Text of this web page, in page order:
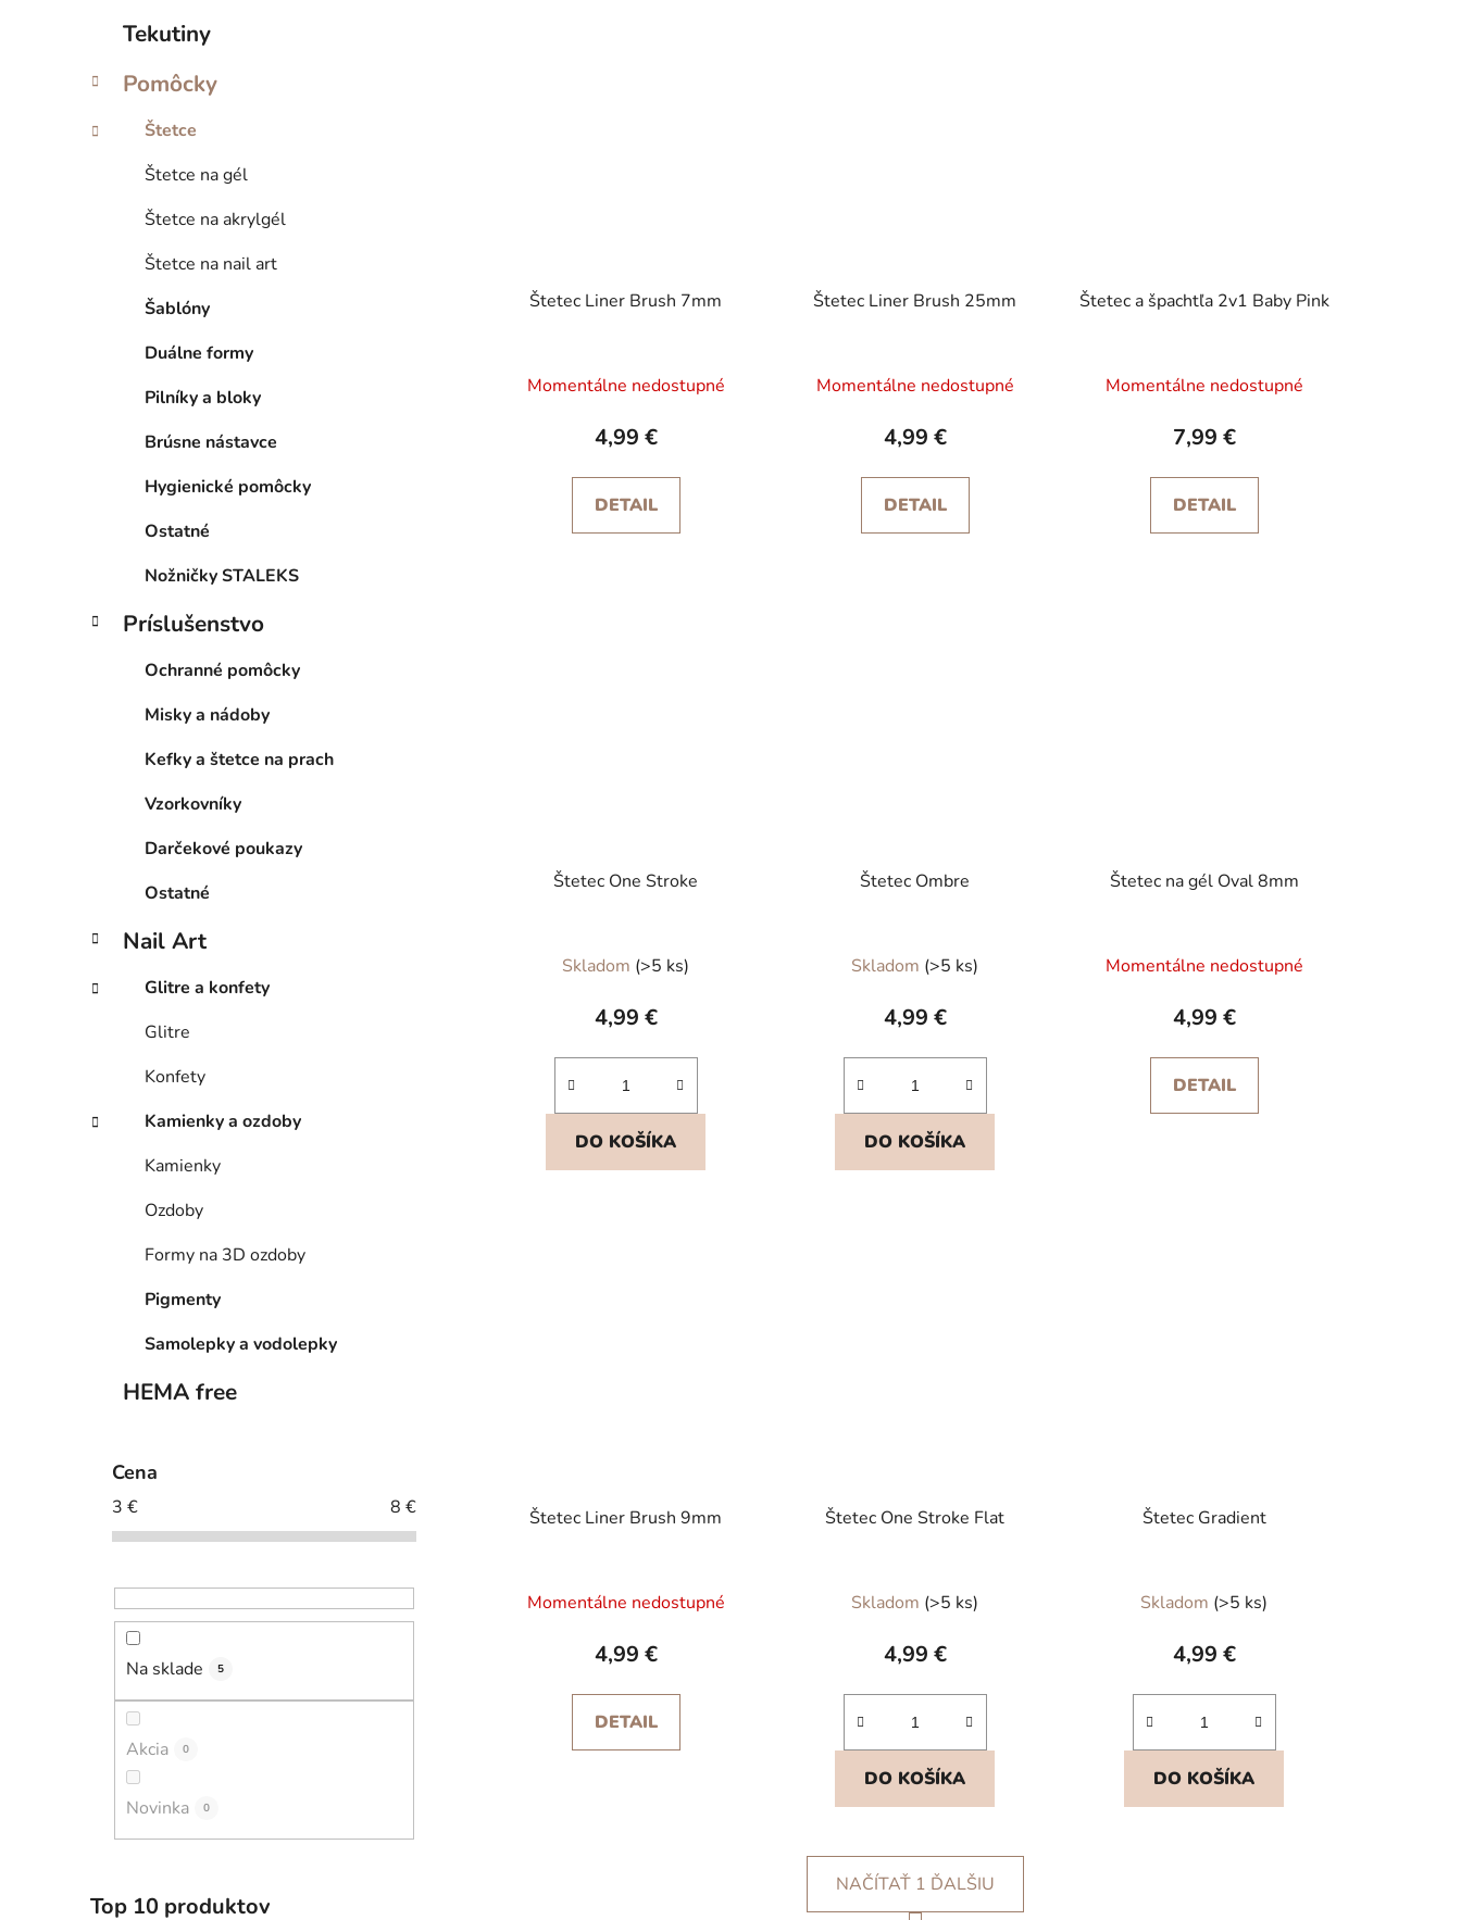
Tekutiny
Pomôcky
Štetce
Štetce na gél
Štetce na akrylgél
Štetce na nail art
Šablóny
Duálne formy
Pilníky a bloky
Brúsne nástavce
Hygienické pomôcky
Ostatné
Nožničky STALEKS
Príslušenstvo
Ochranné pomôcky
Misky a nádoby
Kefky a štetce na prach
Vzorkovníky
Darčekové poukazy
Ostatné
Nail Art
Glitre a konfety
Glitre
Konfety
Kamienky a ozdoby
Kamienky
Ozdoby
Formy na 3D ozdoby
Pigmenty
Samolepky a vodolepky
HEMA free
Cena
3 € 8 €
Na sklade 5
Akcia 0
Novinka 0
Top 10 produktov
Štetec Liner Brush 7mm
Momentálne nedostupné
4,99 €
DETAIL
Štetec Liner Brush 25mm
Momentálne nedostupné
4,99 €
DETAIL
Štetec a špachtľa 2v1 Baby Pink
Momentálne nedostupné
7,99 €
DETAIL
Štetec One Stroke
Skladom (>5 ks)
4,99 €
DO KOŠÍKA
Štetec Ombre
Skladom (>5 ks)
4,99 €
DO KOŠÍKA
Štetec na gél Oval 8mm
Momentálne nedostupné
4,99 €
DETAIL
Štetec Liner Brush 9mm
Momentálne nedostupné
4,99 €
DETAIL
Štetec One Stroke Flat
Skladom (>5 ks)
4,99 €
DO KOŠÍKA
Štetec Gradient
Skladom (>5 ks)
4,99 €
DO KOŠÍKA
NAČÍTAŤ 1 ĎALŠIU